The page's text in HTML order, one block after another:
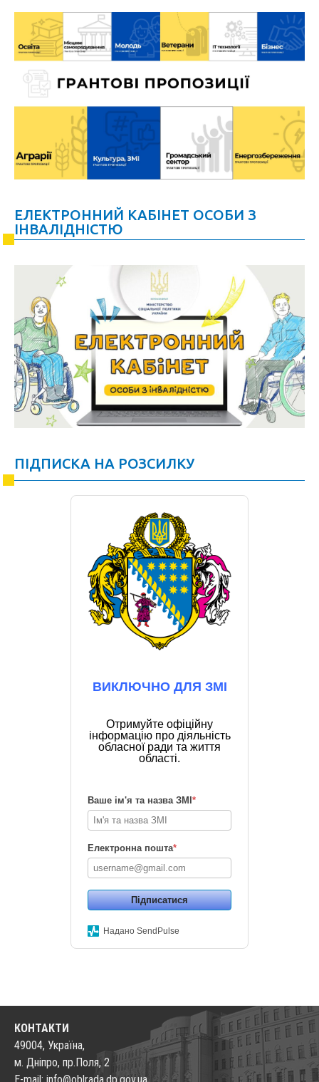
ЕЛЕКТРОННИЙ КАБІНЕТ ОСОБИ З
ІНВАЛІДНІСТЮ
ПІДПИСКА НА РОЗСИЛКУ
ВИКЛЮЧНО ДЛЯ ЗМІ
Отримуйте офіційну
інформацію про діяльність
обласної ради та життя
області.
Ваше ім'я та назва ЗМІ *
Електронна пошта*
Підписатися
Надано SendPulse
КОНТАКТИ
49004, Україна,
м. Дніпро, пр.Поля, 2